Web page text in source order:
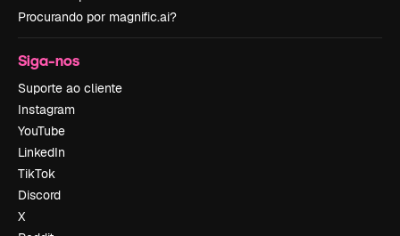
Procurando por magnific.ai?
Siga-nos
Suporte ao cliente
Instagram
YouTube
LinkedIn
TikTok
Discord
X